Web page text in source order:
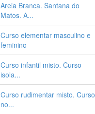
Areia Branca. Santana do
Matos. A...
Curso elementar masculino e
feminino
Curso infantil misto. Curso
isola...
Curso rudimentar misto. Curso
no...